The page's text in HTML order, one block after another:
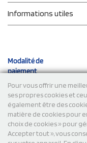
Pour vous offrir une
ses propres cookies et
également être des
matière de cookies pour
choix de cookies » pour
Accepter tout », vous
Informations utiles
Modalité de
paiement
Expéditions